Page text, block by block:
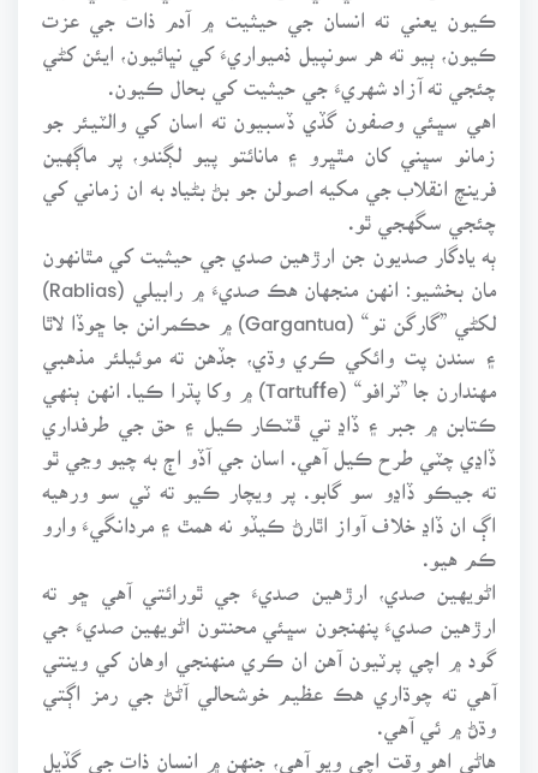
ڪيون يعني ته انسان جي حيثيت ۾ آدم ذات جي عزت
ڪيون، ٻيو ته هر سونپيل ذميواريءَ کي نڀائيون، ايئن کڻي
چئجي ته آزاد شهريءَ جي حيثيت کي بحال ڪيون.
اهي سڀئي وصفون گڏي ڏسبيون ته اسان کي والٽيئر جو
زمانو سڀني کان مٿڀرو ۽ مانائتو پيو لڳندو، پر ماڳهين
فرينچ انقلاب جي مکيه اصولن جو بڻ بڻياد به ان زماني کي
چئجي سگهجي ٿو.
ٻه يادگار صديون جن ارڙهين صدي جي حيثيت کي مٿانهون
مان بخشيو: انهن منجهان هڪ صديءَ ۾ رابيلي (Rablias)
لکڻي ”گارگن تو“ (Gargantua) ۾ حڪمرانن جا ڇوڏا لاٿا
۽ سندن پت وائکي ڪري وڌي، جڏهن ته موئيلئر مذهبي
مهندارن جا ”ٽرافو“ (Tartuffe) ۾ وکا پڌرا ڪيا. انهن ٻنهي
ڪتابن ۾ جبر ۽ ڏاڍ تي ڦٽڪار ڪيل ۽ حق جي طرفداري
ڏاڍي چٽي طرح ڪيل آهي. اسان جي آڏو اڄ به چيو وڃي ٿو
ته جيڪو ڏاڍو سو گابو. پر ويچار ڪيو ته ٽي سو ورهيه
اڳ ان ڏاڍ خلاف آواز اٿارڻ ڪيڏو نه همٿ ۽ مردانگيءَ وارو
اڻويهين صدي، ارڙهين صديءَ جي ٿورائتي آهي ڇو ته
ارڙهين صديءَ پنهنجون سڀئي محنتون اڻويهين صديءَ جي
گود ۾ اچي پرٽيون آهن ان ڪري منهنجي اوهان کي وينتي
آهي ته چوڌاري هڪ عظيم خوشحالي آڻڻ جي رمز اڳتي
وڌڻ ۾ ئي آهي.
هاڻي اهو وقت اچي ويو آهي، جنهن ۾ انسان ذات جي گڏيل